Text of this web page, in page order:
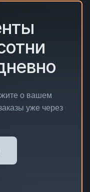
о вашем
уже через